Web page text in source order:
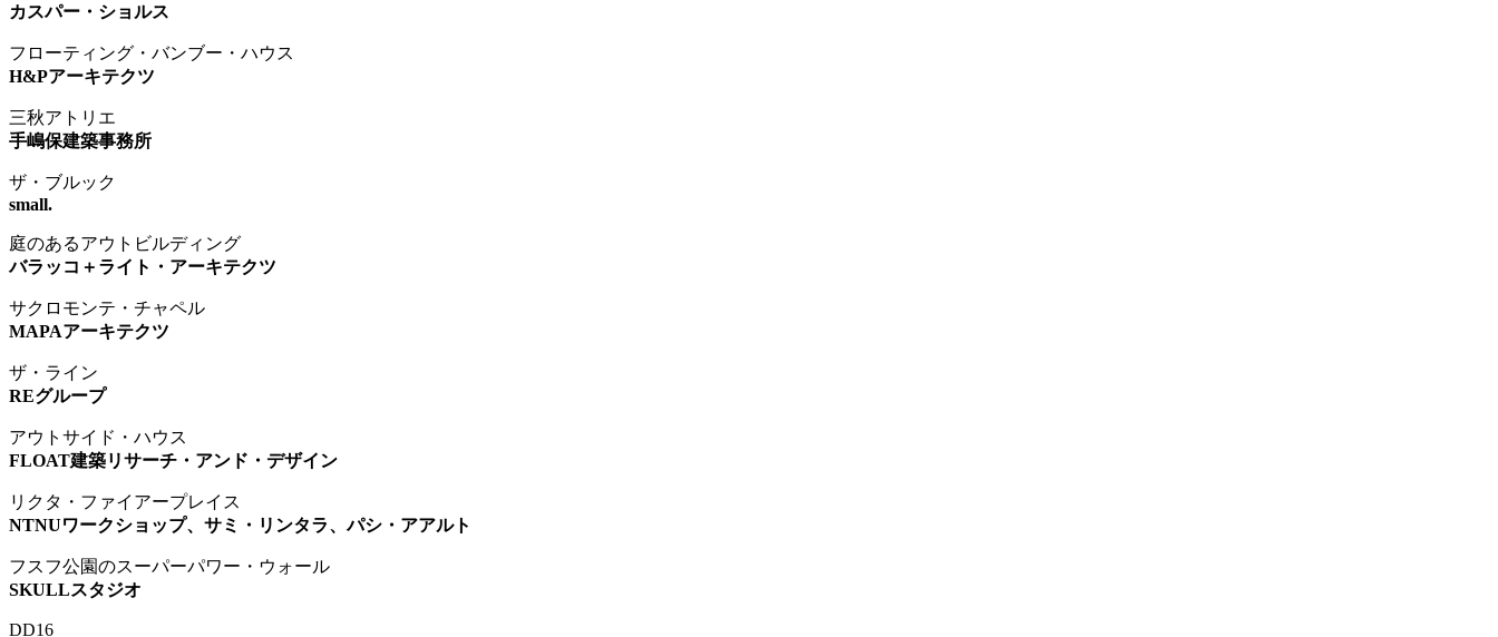
カスパー・ショルス
フローティング・バンブー・ハウス
H&Pアーキテクツ
三秋アトリエ
手嶋保建築事務所
ザ・ブルック
small.
庭のあるアウトビルディング
バラッコ＋ライト・アーキテクツ
サクロモンテ・チャペル
MAPAアーキテクツ
ザ・ライン
REグループ
アウトサイド・ハウス
FLOAT建築リサーチ・アンド・デザイン
リクタ・ファイアープレイス
NTNUワークショップ、サミ・リンタラ、パシ・アアルト
フスフ公園のスーパーパワー・ウォール
SKULLスタジオ
DD16